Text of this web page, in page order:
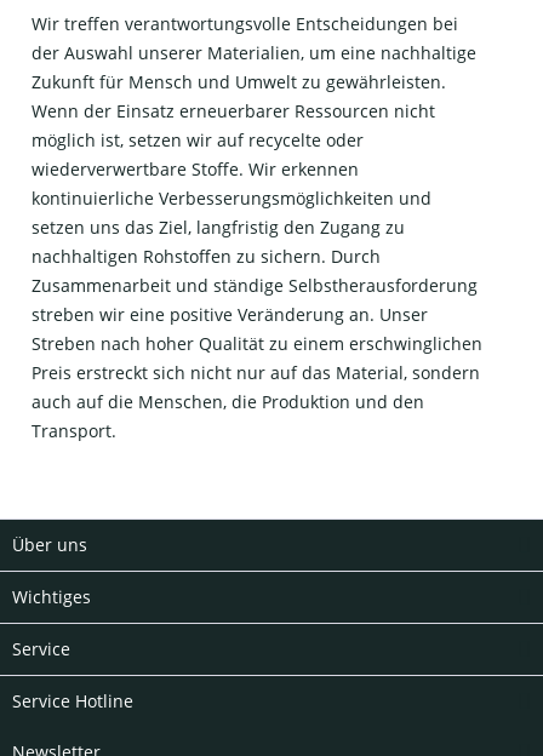
Wir treffen verantwortungsvolle Entscheidungen bei
der Auswahl unserer Materialien, um eine nachhaltige
Zukunft für Mensch und Umwelt zu gewährleisten.
Wenn der Einsatz erneuerbarer Ressourcen nicht
möglich ist, setzen wir auf recycelte oder
wiederverwertbare Stoffe. Wir erkennen
kontinuierliche Verbesserungsmöglichkeiten und
setzen uns das Ziel, langfristig den Zugang zu
nachhaltigen Rohstoffen zu sichern. Durch
Zusammenarbeit und ständige Selbstherausforderung
streben wir eine positive Veränderung an. Unser
Streben nach hoher Qualität zu einem erschwinglichen
Preis erstreckt sich nicht nur auf das Material, sondern
auch auf die Menschen, die Produktion und den
Transport.
Über uns
Wichtiges
Service
Service Hotline